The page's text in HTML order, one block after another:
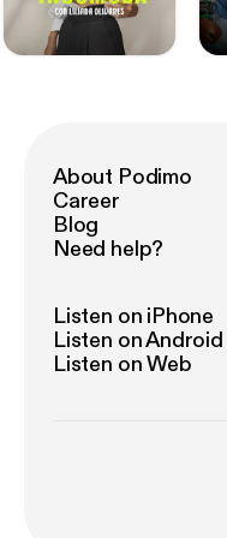
About Podimo
Career
Blog
Need help?
Listen on iPhone
Listen on Android
Listen on Web